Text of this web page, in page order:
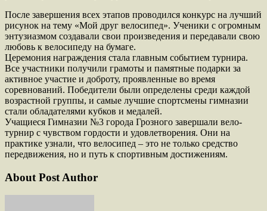
После завершения всех этапов проводился конкурс на лучший
рисунок на тему «Мой друг велосипед». Ученики с огромным
энтузиазмом создавали свои произведения и передавали свою
любовь к велосипеду на бумаге.
Церемония награждения стала главным событием турнира.
Все участники получили грамоты и памятные подарки за
активное участие и доброту, проявленные во время
соревнований. Победители были определены среди каждой
возрастной группы, и самые лучшие спортсмены гимназии
стали обладателями кубков и медалей.
Учащиеся Гимназии №3 города Грозного завершали вело-
турнир с чувством гордости и удовлетворения. Они на
практике узнали, что велосипед – это не только средство
передвижения, но и путь к спортивным достижениям.
About Post Author